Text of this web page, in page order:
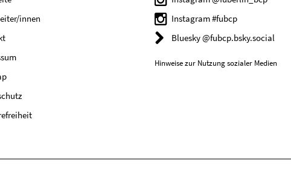
innen
Instagram #fubcp
Bluesky @fubcp.bsky.social
Hinweise zur Nutzung sozialer Medien